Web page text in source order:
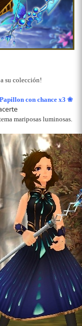
a su colección!
con chance x3 ❀
mariposas luminosas.